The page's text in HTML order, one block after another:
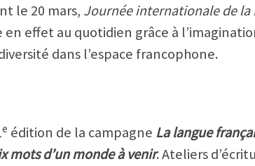
le 20 mars, Journée internationale de la
en effet au quotidien grâce à
dans l’espace francophone.
e édition de la campagne La langue
mots d’un monde à venir. Ateliers